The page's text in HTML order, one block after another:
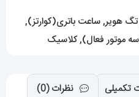
تگ هویر,ساعت باتری(کوارتز),
موتور فعال),کلاسیک
تکمیلی نظرات (0)